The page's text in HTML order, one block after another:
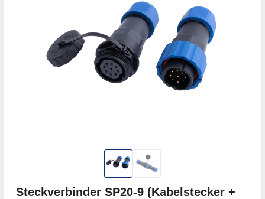
Steckverbinder SP20-9 (Kabelstecker +